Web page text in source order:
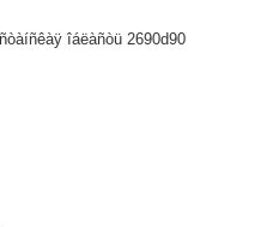
îáëàñòü 2690d90